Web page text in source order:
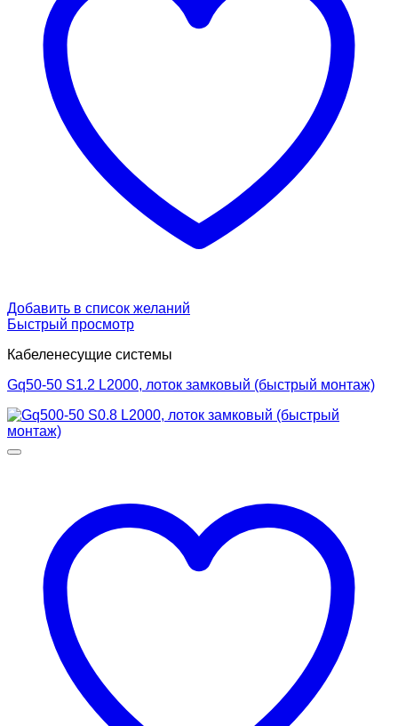
Добавить в список желаний
Быстрый просмотр
Кабеленесущие системы
Gq50-50 S1.2 L2000, лоток замковый (быстрый монтаж)